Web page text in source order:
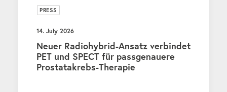
PRESS
14. July 2026
Neuer Radiohybrid-Ansatz verbindet
PET und SPECT für passgenauere
Prostatakrebs-Therapie